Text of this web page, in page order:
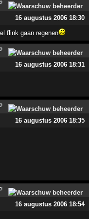
16 augustus 2006 18:30
flink gaan regenen
16 augustus 2006 18:31
16 augustus 2006 18:35
16 augustus 2006 18:54